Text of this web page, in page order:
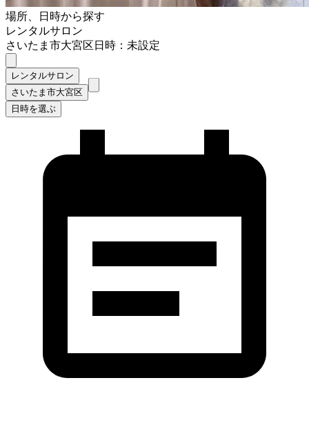
場所、日時から探す
レンタルサロン
さいたま市大宮区日時：未設定
レンタルサロン
さいたま市大宮区
日時を選ぶ